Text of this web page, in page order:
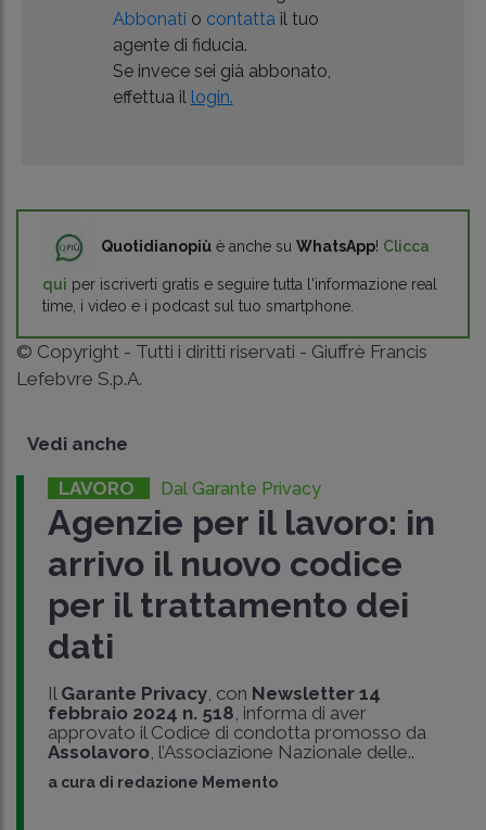
Abbonati o contatta il tuo
agente di fiducia.
Se invece sei già abbonato,
effettua il login.
Quotidianopiù è anche su WhatsApp! Clicca
qui per iscriverti gratis e seguire tutta l'informazione real
time, i video e i podcast sul tuo smartphone.
© Copyright - Tutti i diritti riservati - Giuffrè Francis
Lefebvre S.p.A.
Vedi anche
LAVORO Dal Garante Privacy
Agenzie per il lavoro: in
arrivo il nuovo codice
per il trattamento dei
dati
Il Garante Privacy, con Newsletter 14
febbraio 2024 n. 518, informa di aver
approvato il Codice di condotta promosso da
Assolavoro, l’Associazione Nazionale delle..
a cura di redazione Memento